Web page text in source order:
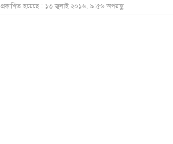
প্রকাশিত হয়েছে : ১৩ জুলাই ২০১৬, ৯:৫৬ অপরাহ্ণ